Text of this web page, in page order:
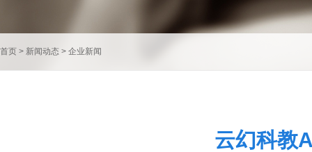
首页 > 新闻动态 > 企业新闻
云幻科教